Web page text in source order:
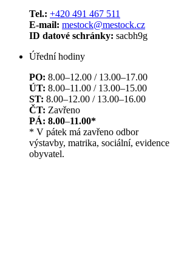
Tel.: +420 491 467 511
E-mail: mestock@mestock.cz
ID datové schránky: sacbh9g
Úřední hodiny
PO: 8.00–12.00 / 13.00–17.00
ÚT: 8.00–11.00 / 13.00–15.00
ST: 8.00–12.00 / 13.00–16.00
ČT: Zavřeno
PÁ: 8.00–11.00*
* V pátek má zavřeno odbor
výstavby, matrika, sociální, evidence
obyvatel.